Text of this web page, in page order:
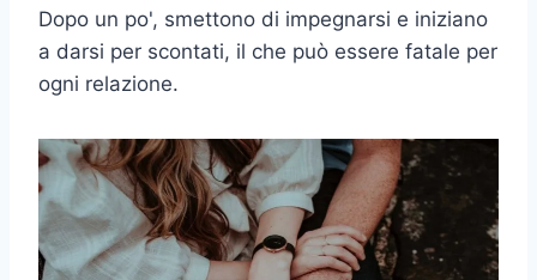
Dopo un po', smettono di impegnarsi e iniziano
a darsi per scontati, il che può essere fatale per
ogni relazione.